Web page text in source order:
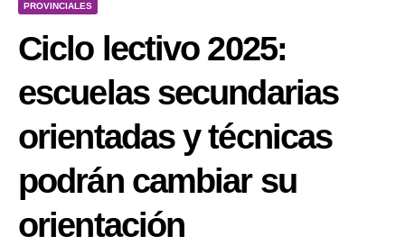
PROVINCIALES
Ciclo lectivo 2025:
escuelas secundarias
orientadas y técnicas
podrán cambiar su
orientación